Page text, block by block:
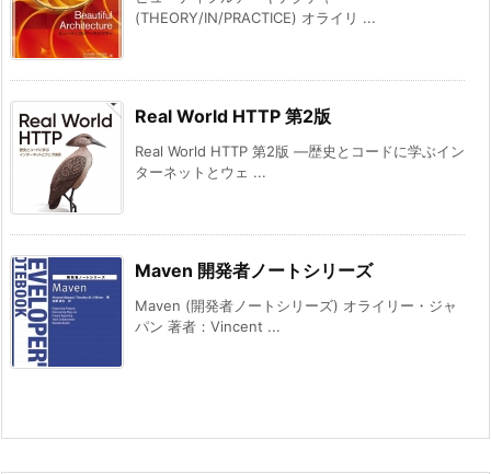
(THEORY/IN/PRACTICE) オライリ ...
Real World HTTP 第2版
Real World HTTP 第2版 ―歴史とコードに学ぶイン
ターネットとウェ ...
Maven 開発者ノートシリーズ
Maven (開発者ノートシリーズ) オライリー・ジャ
パン 著者：Vincent ...